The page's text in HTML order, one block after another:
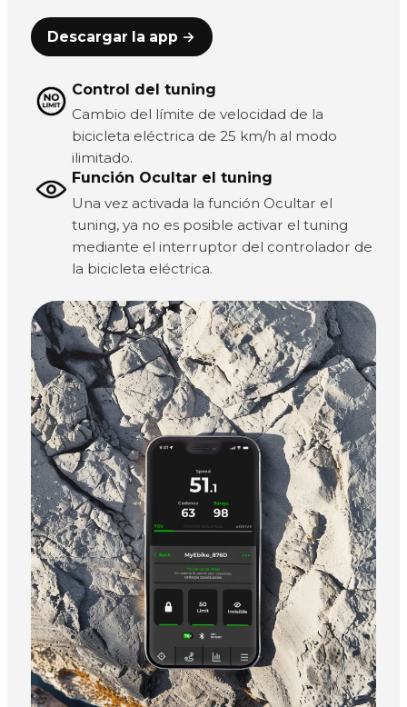
Descargar la app →
Control del tuning
Cambio del límite de velocidad de la
bicicleta eléctrica de 25 km/h al modo
ilimitado.
Función Ocultar el tuning
Una vez activada la función Ocultar el
tuning, ya no es posible activar el tuning
mediante el interruptor del controlador de
la bicicleta eléctrica.